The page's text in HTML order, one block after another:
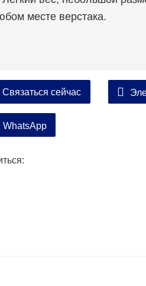
месте верстака.
Связаться сейчас
WhatsApp